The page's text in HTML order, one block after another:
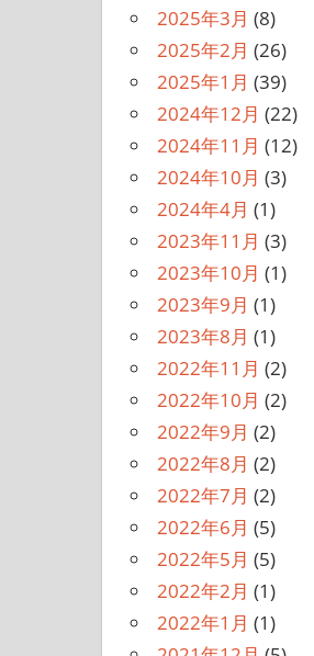
2025年3月 (8)
2025年2月 (26)
2025年1月 (39)
2024年12月 (22)
2024年11月 (12)
2024年10月 (3)
2024年4月 (1)
2023年11月 (3)
2023年10月 (1)
2023年9月 (1)
2023年8月 (1)
2022年11月 (2)
2022年10月 (2)
2022年9月 (2)
2022年8月 (2)
2022年7月 (2)
2022年6月 (5)
2022年5月 (5)
2022年2月 (1)
2022年1月 (1)